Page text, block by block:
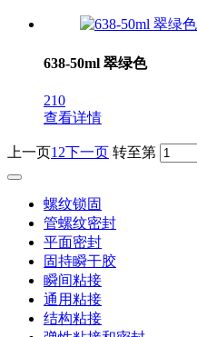
638-50ml 翠绿色
210
查看详情
上一页1 2下一页 转至第
螺纹锁固
管螺纹密封
平面密封
固持瞬干胶
瞬间粘接
通用粘接
结构粘接